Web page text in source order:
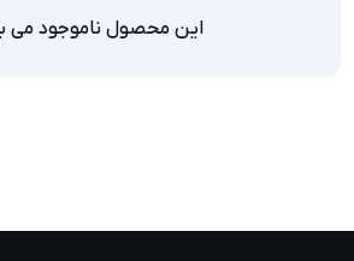
این محصول ناموجود می